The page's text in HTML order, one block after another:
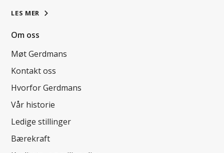
LES MER
Om oss
Møt Gerdmans
Kontakt oss
Hvorfor Gerdmans
Vår historie
Ledige stillinger
Bærekraft